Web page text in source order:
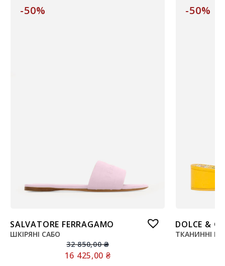
-50%
SALVATORE FERRAGAMO
ШКІРЯНІ САБО
32 850,00₴
16 425,00 ₴
-50%
DOLCE &
ТКАНИННІ